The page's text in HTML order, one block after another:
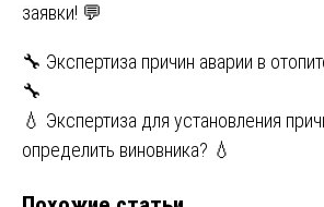
заявки! 💬
Навигация
по
записям
🔧 Экспертиза причин аварии в
🔧
💧 Экспертиза для установления
определить виновника? 💧